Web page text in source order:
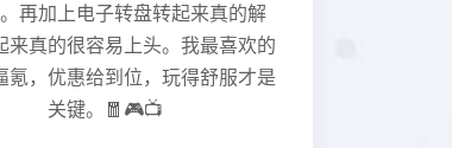
再加上电子转盘转起来真的解
来真的很容易上头。我最喜欢的
氪，优惠给到位，玩得舒服才是
关键。🧧🎮📺